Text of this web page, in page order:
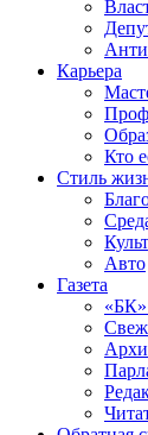
Карьера
Кто
Стиль
Авто
Газета
«БК»